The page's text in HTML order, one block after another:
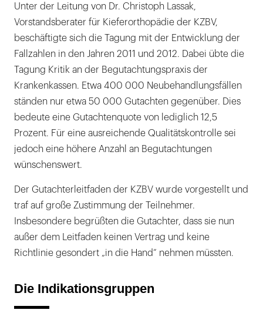
Unter der Leitung von Dr. Christoph Lassak,
Vorstandsberater für Kieferorthopädie der KZBV,
beschäftigte sich die Tagung mit der Entwicklung der
Fallzahlen in den Jahren 2011 und 2012. Dabei übte die
Tagung Kritik an der Begutachtungspraxis der
Krankenkassen. Etwa 400 000 Neubehandlungsfällen
ständen nur etwa 50 000 Gutachten gegenüber. Dies
bedeute eine Gutachtenquote von lediglich 12,5
Prozent. Für eine ausreichende Qualitätskontrolle sei
jedoch eine höhere Anzahl an Begutachtungen
wünschenswert.
Der Gutachterleitfaden der KZBV wurde vorgestellt und
traf auf große Zustimmung der Teilnehmer.
Insbesondere begrüßten die Gutachter, dass sie nun
außer dem Leitfaden keinen Vertrag und keine
Richtlinie gesondert „in die Hand“ nehmen müssten.
Die Indikationsgruppen